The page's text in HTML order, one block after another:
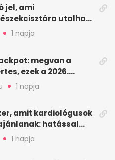
jel, ami
utalhat
figyelj
1 napja
megvan a
ezek a 2026.
7-i számok
1 napja
amit kardiológusok
hatással
vérnyomásra
1 napja